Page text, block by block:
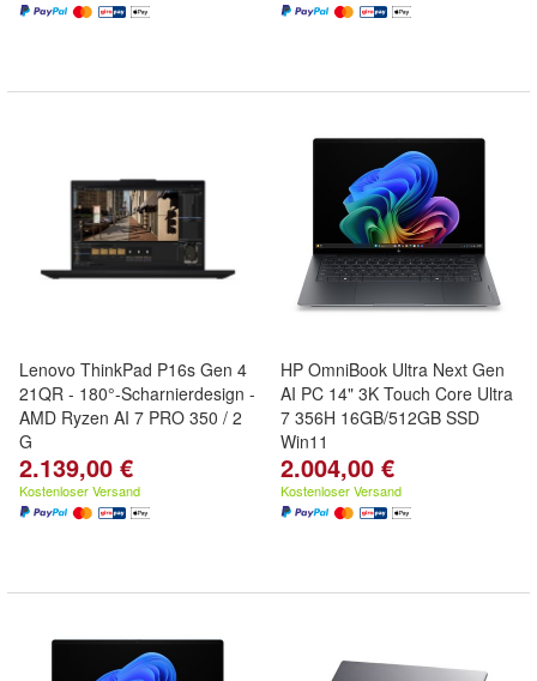
Lenovo ThinkPad P16s Gen 4
21QR - 180°-Scharnierdesign -
AMD Ryzen AI 7 PRO 350 / 2
G
2.139,00 €
Kostenloser Versand
HP OmniBook Ultra Next Gen
AI PC 14" 3K Touch Core Ultra
7 356H 16GB/512GB SSD
Win11
2.004,00 €
Kostenloser Versand